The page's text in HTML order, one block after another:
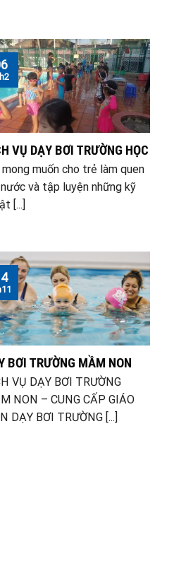
VỤ DẠY BƠI TRƯỜNG HỌC
muốn cho trẻ làm quen
và tập luyện những kỹ
[...]
BƠI TRƯỜNG MẦM NON
VỤ DẠY BƠI TRƯỜNG
NON – CUNG CẤP GIÁO
DẠY BƠI TRƯỜNG [...]